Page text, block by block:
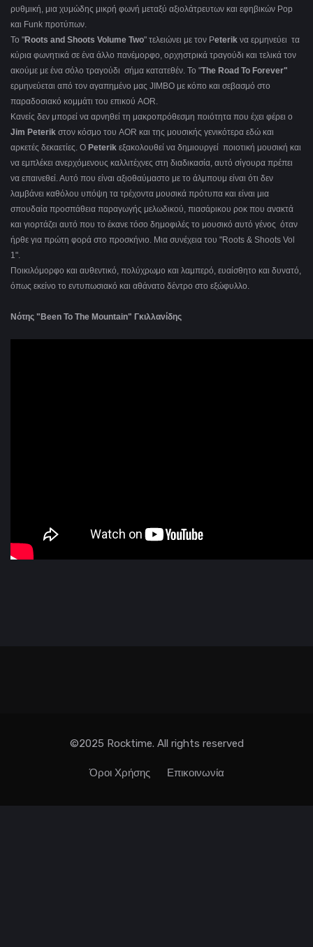
ρυθμική, μια χυμώδης μικρή φωνή μεταξύ αξιολάτρευτων και εφηβικών Pop
και Funk προτύπων.
Το "Roots and Shoots Volume Two" τελειώνει με τον Peterik να ερμηνεύει τα
κύρια φωνητικά σε ένα άλλο πανέμορφο, ορχηστρικά τραγούδι και τελικά τον
ακούμε με ένα σόλο τραγούδι σήμα κατατεθέν. Το "The Road To Forever"
ερμηνεύεται από τον αγαπημένο μας JIMBO με κόπο και σεβασμό στο
παραδοσιακό κομμάτι του επικού AOR.
Κανείς δεν μπορεί να αρνηθεί τη μακροπρόθεσμη ποιότητα που έχει φέρει ο
Jim Peterik στον κόσμο του AOR και της μουσικής γενικότερα εδώ και
αρκετές δεκαετίες. Ο Peterik εξακολουθεί να δημιουργεί ποιοτική μουσική και
να εμπλέκει ανερχόμενους καλλιτέχνες στη διαδικασία, αυτό σίγουρα πρέπει
να επαινεθεί. Αυτό που είναι αξιοθαύμαστο με το άλμπουμ είναι ότι δεν
λαμβάνει καθόλου υπόψη τα τρέχοντα μουσικά πρότυπα και είναι μια
σπουδαία προσπάθεια παραγωγής μελωδικού, πιασάρικου ροκ που ανακτά
και γιορτάζει αυτό που το έκανε τόσο δημοφιλές το μουσικό αυτό γένος όταν
ήρθε για πρώτη φορά στο προσκήνιο. Μια συνέχεια του "Roots & Shoots Vol
1".
Ποικιλόμορφο και αυθεντικό, πολύχρωμο και λαμπερό, ευαίσθητο και δυνατό,
όπως εκείνο το εντυπωσιακό και αθάνατο δέντρο στο εξώφυλλο.
Νότης "Been To The Mountain" Γκιλλανίδης
©2025 Rocktime. All rights reserved
Όροι Χρήσης Επικοινωνία